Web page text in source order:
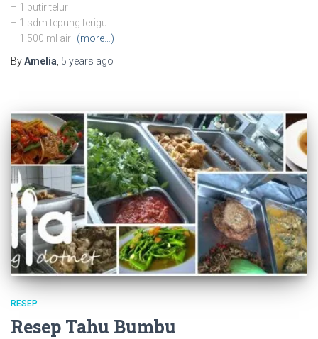
– 1 butir telur
– 1 sdm tepung terigu
– 1.500 ml air (more…)
ByAmelia 5 years ago
RESEP
Resep Tahu Bumbu